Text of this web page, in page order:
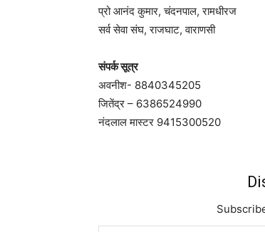
प्रो आनंद कुमार, चंदनपाल, रामधीरज
सर्व सेवा संघ, राजघाट, वाराणसी
संपर्क सूत्र
अवनीश- 8840345205
जितेंद्र – 6386524990
नंदलाल मास्टर 9415300520
Type your email…